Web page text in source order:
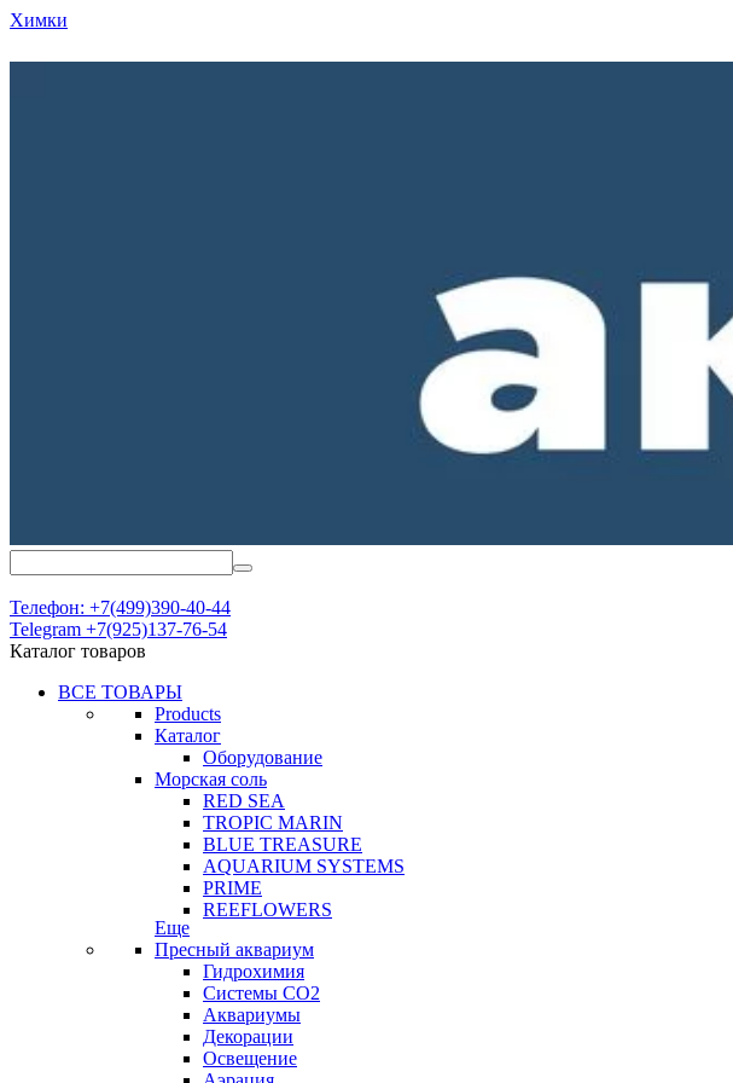
Химки
Телефон: +7(499)390-40-44
Telegram +7(925)137-76-54
Каталог товаров
ВСЕ ТОВАРЫ
Products
Каталог
Оборудование
Морская соль
RED SEA
TROPIC MARIN
BLUE TREASURE
AQUARIUM SYSTEMS
PRIME
REEFLOWERS
Еще
Пресный аквариум
Гидрохимия
Системы СО2
Аквариумы
Декорации
Освещение